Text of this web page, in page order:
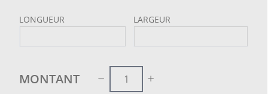
LONGUEUR LARGEUR
MONTANT